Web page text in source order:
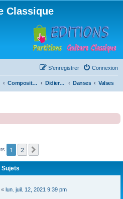
Classique
Connexion
S’enregistrer
Compositions Didierland Danses Valses
1 2
Sujets
« lun. juil. 12, 2021 9:39 pm